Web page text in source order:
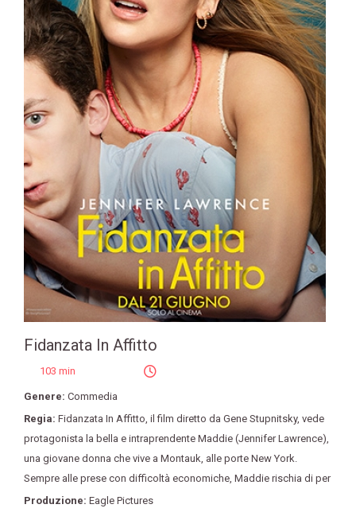
Fidanzata In Affitto
103 min
Genere: Commedia
Regia: Fidanzata In Affitto, il film diretto da Gene Stupnitsky, vede
protagonista la bella e intraprendente Maddie (Jennifer Lawrence),
una giovane donna che vive a Montauk, alle porte New York.
Sempre alle prese con difficoltà economiche, Maddie rischia di per
Produzione: Eagle Pictures